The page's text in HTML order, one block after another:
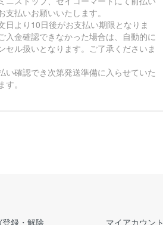
支払いお願いいたします。
日より10日後がお支払い期限となりま
入金確認できなかった場合は、自動的に
セル扱いとなります。ご了承くださいま
い確認でき次第発送準備に入らせていた
す。
登録・解除 マイアカウント